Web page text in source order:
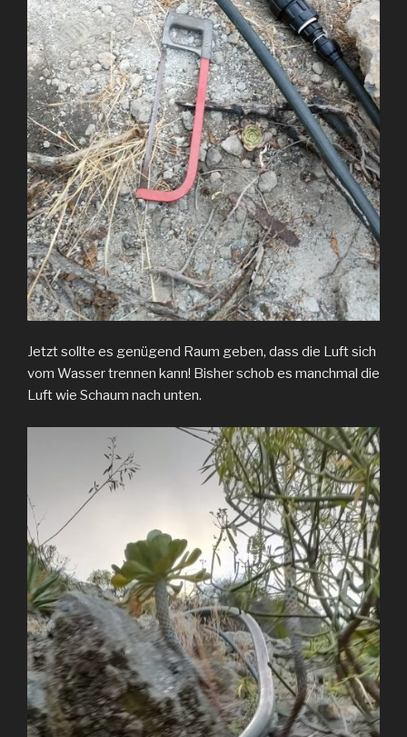
Jetzt sollte es genügend Raum geben, dass die Luft sich
vom Wasser trennen kann! Bisher schob es manchmal die
Luft wie Schaum nach unten.